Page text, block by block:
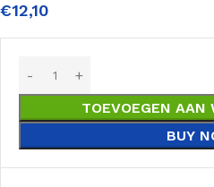
€12,10
TOEVOEGEN AAN
BUY